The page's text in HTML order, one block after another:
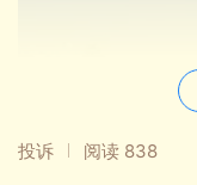
投诉 阅读 838